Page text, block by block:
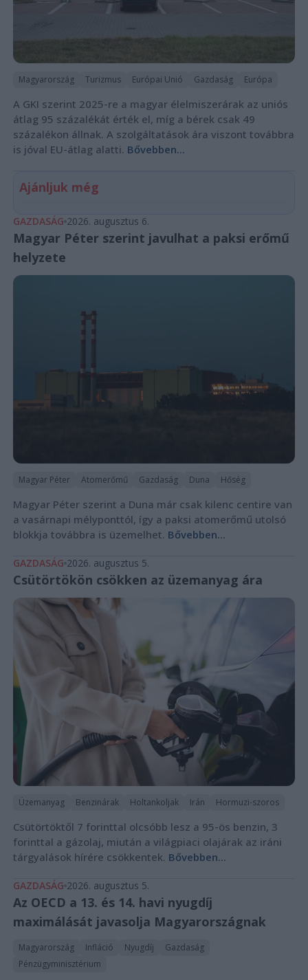
Magyarország Turizmus Európai Unió Gazdaság Európa
A GKI szerint 2025-re a magyar élelmiszerárak az uniós
átlag 95 százalékát érték el, míg a bérek csak 49
százalékon állnak. A szolgáltatások ára viszont továbbra
is jóval EU-átlag alatti. Bővebben...
Ajánljuk még
GAZDASÁG 2026. augusztus 6.
Magyar Péter szerint javulhat a paksi erőmű
helyzete
Magyar Péter Atomerőmű Gazdaság Duna Hőség
Magyar Péter szerint a Duna már csak kilenc centire van
a vasárnapi mélyponttól, így a paksi atomerőmű utolsó
blokkja továbbra is üzemelhet. Bővebben...
GAZDASÁG 2026. augusztus 5.
Csütörtökön csökken az üzemanyag ára
Üzemanyag Benzinárak Holtankoljak Irán Hormuzi-szoros
Csütörtöktől 7 forinttal olcsóbb lesz a 95-ös benzin, 3
forinttal a gázolaj, miután a világpiaci olajárak az iráni
tárgyalások hírére csökkentek. Bővebben...
GAZDASÁG 2026. augusztus 5.
Az OECD a 13. és 14. havi nyugdíj
maximálását javasolja Magyarországnak
Magyarország Infláció Nyugdíj
Gazdaság
Pénzügyminisztérium